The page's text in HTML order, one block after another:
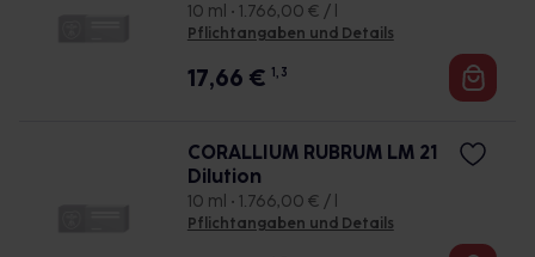
10 ml • 1.766,00 € / l
Pflichtangaben und Details
17,66 € 1, 3
CORALLIUM RUBRUM LM 21
Dilution
10 ml • 1.766,00 € / l
Pflichtangaben und Details